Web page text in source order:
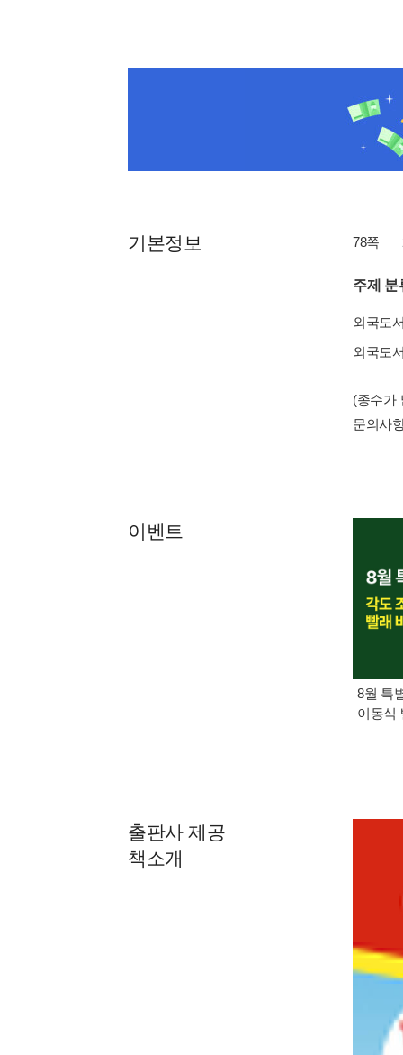
기본정보 78쪽
주제 분
외국도
외국도
(종수가
문의사
이벤트
8월 특
이동식
출판사 제공
책소개